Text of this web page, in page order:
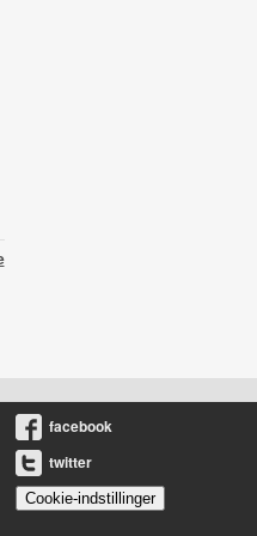
facebook
twitter
Cookie-indstillinger